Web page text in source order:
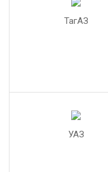
ТагАЗ
УАЗ